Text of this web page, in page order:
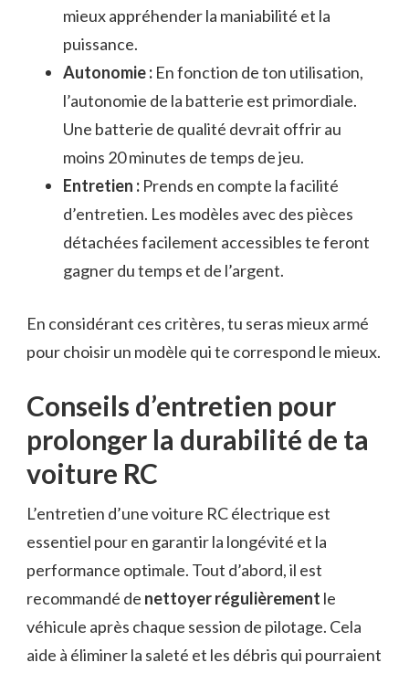
mieux appréhender la maniabilité et la
puissance.
Autonomie : En fonction de ton utilisation,
l’autonomie de la batterie est primordiale.
Une batterie de qualité devrait offrir au
moins 20 minutes de temps de jeu.
Entretien : Prends en compte la facilité
d’entretien. Les modèles avec des pièces
détachées facilement accessibles te feront
gagner du temps et de l’argent.
En considérant ces critères, tu seras mieux armé
pour choisir un modèle qui te correspond le mieux.
Conseils d’entretien pour
prolonger la durabilité de ta
voiture RC
L’entretien d’une voiture RC électrique est
essentiel pour en garantir la longévité et la
performance optimale. Tout d’abord, il est
recommandé de nettoyer régulièrement le
véhicule après chaque session de pilotage. Cela
aide à éliminer la saleté et les débris qui pourraient